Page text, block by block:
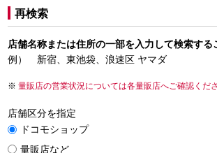
再検索
店舗名称または住所の一部を入力して検索する
例） 新宿、東池袋、浪速区 ヤマダ
量販店の営業状況については各量販店へご確認くださ
店舗区分を指定
ドコモショップ
量販店など